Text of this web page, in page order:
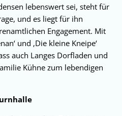
lebenswert sei, steht für
und es liegt für ihn
Engagement. Mit
und ‚Die kleine Kneipe‘
auch Langes Dorfladen und
Kühne zum lebendigen